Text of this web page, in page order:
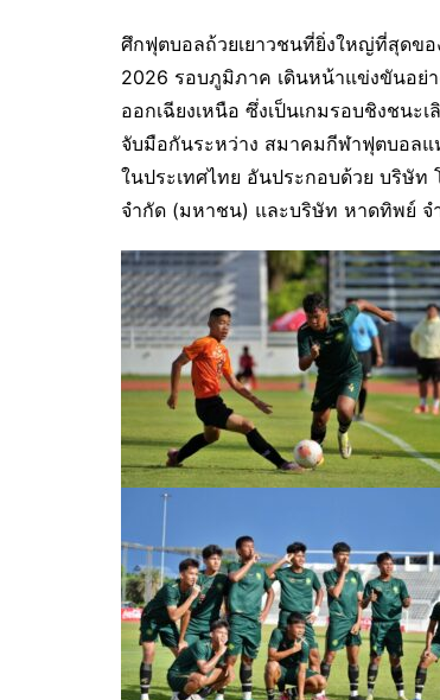
ศึกฟุตบอลถ้วยเยาวชนที่ยิ่งใหญ่ที่สุดขอ
2026 รอบภูมิภาค เดินหน้าแข่งขันอย่
ออกเฉียงเหนือ ซึ่งเป็นเกมรอบชิงชนะ
จับมือกันระหว่าง สมาคมกีฬาฟุตบอล
ในประเทศไทย อันประกอบด้วย บริษั
จำกัด (มหาชน) และบริษัท หาดทิพย์ จ